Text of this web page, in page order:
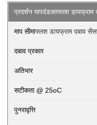
प्रदर्शन मापदंडकाफ्लश डायफ्राम
माप सीमाफ्लश डायफ्राम दबाव
दबाव प्रकार
अतिभार
सटीकता @ 25oC
पुनरावृत्ति